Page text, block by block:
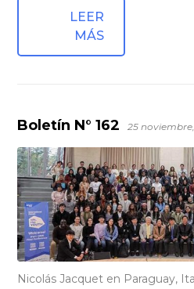
LEER
MÁS
Boletín N° 162 25
Nicolás Jacquet en Paraguay,